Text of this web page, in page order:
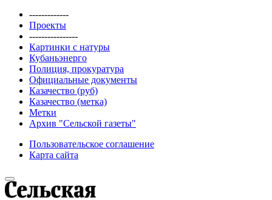
-------------
Проекты
----------------
Картинки с натуры
Кубаньэнерго
Полиция, прокуратура
Официальные документы
Казачество (руб)
Казачество (метка)
Метки
Архив "Сельской газеты"
Пользовательское соглашение
Карта сайта